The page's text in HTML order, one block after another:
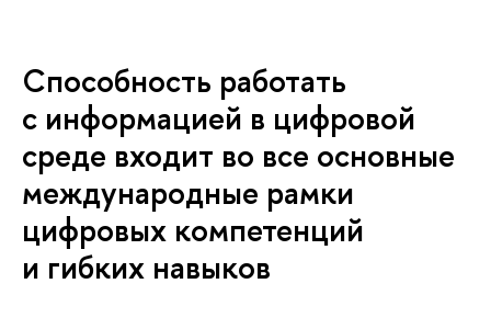
Способность работать
с информацией в цифровой
среде входит во все основные
международные рамки
цифровых компетенций
и гибких навыков